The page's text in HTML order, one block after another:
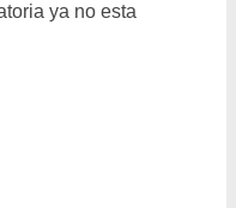
ya no esta